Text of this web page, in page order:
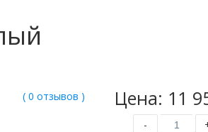
Цена: 11
-
( 0 отзывов )